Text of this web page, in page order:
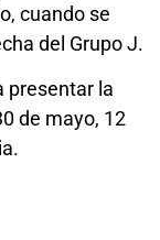
cuando se
del Grupo J.
presentar la
de mayo, 12